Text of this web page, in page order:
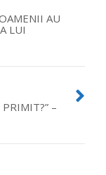
AU
LUI
PRIMIT?” –